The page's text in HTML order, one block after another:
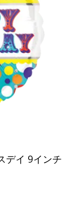
デイ 9インチ